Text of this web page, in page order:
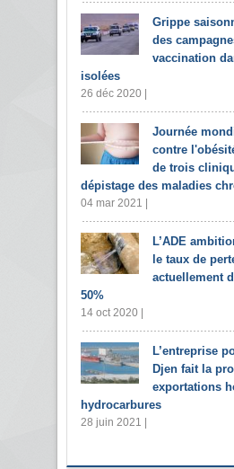
Grippe
des
vaccination
isolées
26 déc 2020 |
Journée
contre
de trois
dépistage des maladies
04 mar 2021 |
L’ADE
le taux de
actuellement
50%
14 oct 2020 |
L’entreprise
Djen fait la
exportations
hydrocarbures
28 juin 2021 |